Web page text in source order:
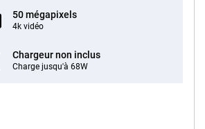
50 mégapixels
4k vidéo
Chargeur non inclus
Charge jusqu'à 68W